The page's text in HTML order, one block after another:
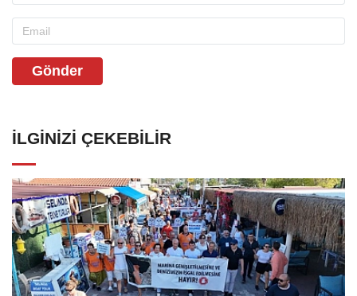
Gönder
İLGINIZI ÇEKEBILIR